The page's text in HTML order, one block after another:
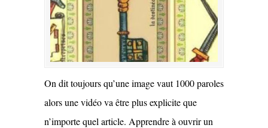
On dit toujours qu’une image vaut 1000 paroles
alors une vidéo va être plus explicite que
n’importe quel article. Apprendre à ouvrir un